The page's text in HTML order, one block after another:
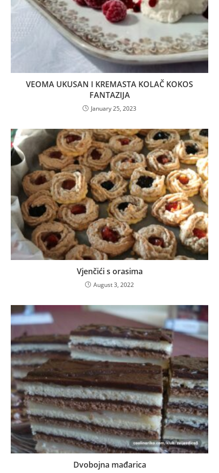
VEOMA UKUSAN I KREMASTA KOLAČ KOKOS
FANTAZIJA
January 25, 2023
Vjenčići s orasima
August 3, 2022
Dvobojna mađarica